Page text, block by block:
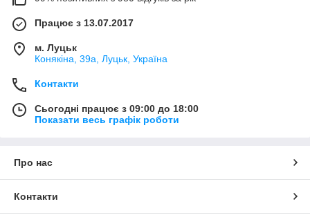
Працює з 13.07.2017
м. Луцьк
Конякіна, 39а, Луцьк, Україна
Контакти
Сьогодні працює з 09:00 до 18:00
Показати весь графік роботи
Про нас
Контакти